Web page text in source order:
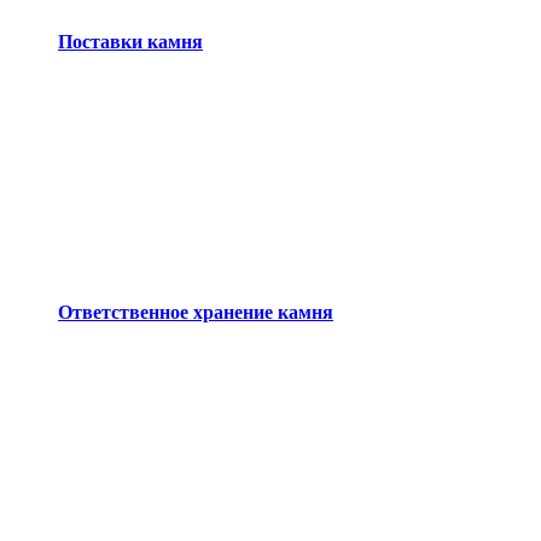
Поставки камня
Ответственное хранение камня